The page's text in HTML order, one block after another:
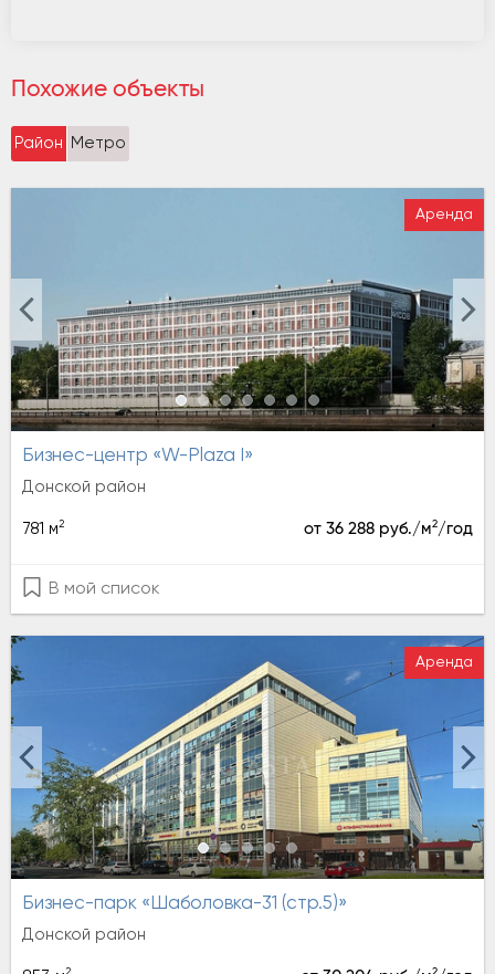
Похожие объекты
Район Метро
Аренда
Бизнес-центр «W-Plaza I»
Донской район
781 м2 от 36 288 руб./м2/год
В мой список
Аренда
Бизнес-парк «Шаболовка-31 (стр.5)»
Донской район
2 2